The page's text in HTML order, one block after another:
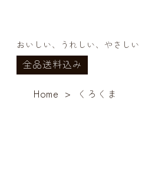
おいしい、うれしい、やさしい
全品送料込み
Home くろくま